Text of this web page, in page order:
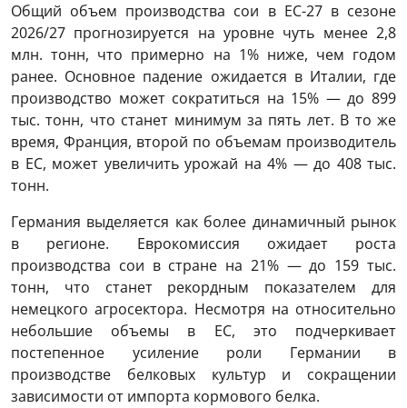
Общий объем производства сои в ЕС-27 в сезоне
2026/27 прогнозируется на уровне чуть менее 2,8
млн. тонн, что примерно на 1% ниже, чем годом
ранее. Основное падение ожидается в Италии, где
производство может сократиться на 15% — до 899
тыс. тонн, что станет минимум за пять лет. В то же
время, Франция, второй по объемам производитель
в ЕС, может увеличить урожай на 4% — до 408 тыс.
тонн.
Германия выделяется как более динамичный рынок
в регионе. Еврокомиссия ожидает роста
производства сои в стране на 21% — до 159 тыс.
тонн, что станет рекордным показателем для
немецкого агросектора. Несмотря на относительно
небольшие объемы в ЕС, это подчеркивает
постепенное усиление роли Германии в
производстве белковых культур и сокращении
зависимости от импорта кормового белка.